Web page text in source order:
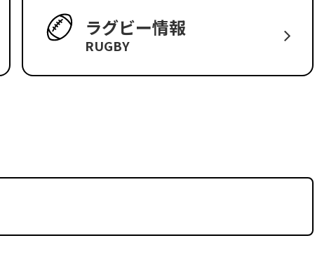
ラグビー情報
RUGBY